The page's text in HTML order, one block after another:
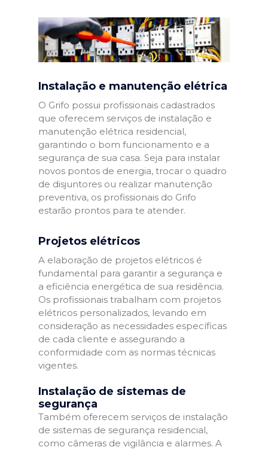
Instalação e manutenção elétrica
O Grifo possui profissionais cadastrados
que oferecem serviços de instalação e
manutenção elétrica residencial,
garantindo o bom funcionamento e a
segurança de sua casa. Seja para instalar
novos pontos de energia, trocar o quadro
de disjuntores ou realizar manutenção
preventiva, os profissionais do Grifo
estarão prontos para te atender.
Projetos elétricos
A elaboração de projetos elétricos é
fundamental para garantir a segurança e
a eficiência energética de sua residência.
Os profissionais trabalham com projetos
elétricos personalizados, levando em
consideração as necessidades específicas
de cada cliente e assegurando a
conformidade com as normas técnicas
vigentes.
Instalação de sistemas de
segurança
Também oferecem serviços de instalação
de sistemas de segurança residencial,
como câmeras de vigilância e alarmes. A